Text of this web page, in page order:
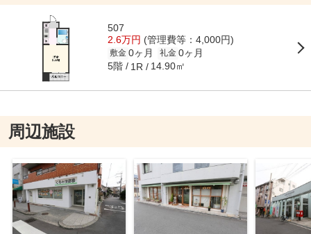
507
2.6万円 (管理費等：4,000円)
敷金 0ヶ月 礼金 0ヶ月
5階 1R 14.90㎡
周辺施設